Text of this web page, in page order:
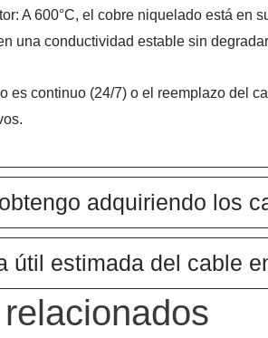
A 600°C, el cobre niquelado está
una conductividad estable sin
es continuo (24/7) o el reemplazo del
adquiriendo los
útil estimada del cable